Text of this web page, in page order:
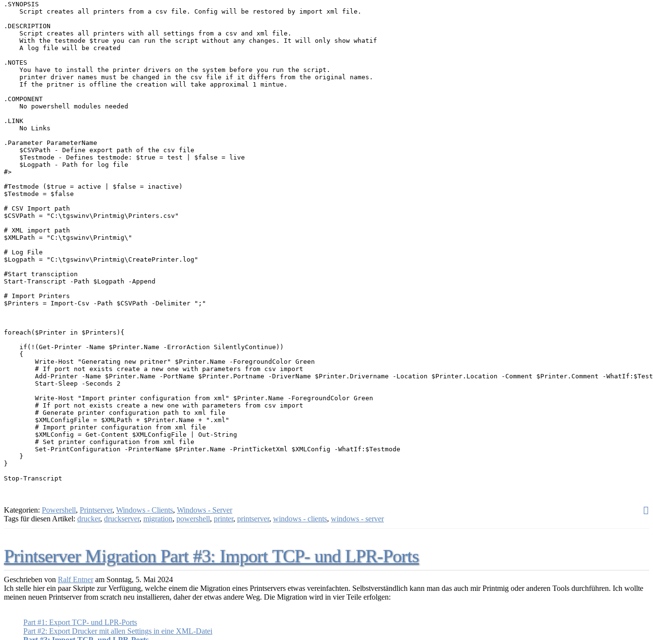
.SYNOPSIS
    Script creates all printers from a csv file. Config will be restored by import xml file.
.DESCRIPTION
    Script creates all printers with all settings from a csv and xml file.
    With the testmode $true you can run the script without any changes. It will only show whatif
    A log file will be created
.NOTES
    You have to install the printer drivers on the system before you run the script.
    printer driver names must be changed in the csv file if it differs from the original names.
    If the pritner is offline the creation will take approximal 1 mintue.
.COMPONENT
    No powershell modules needed
.LINK
    No Links
.Parameter ParameterName
    $CSVPath - Define export path of the csv file
    $Testmode - Defines testmode: $true = test | $false = live
    $Logpath - Path for log file
#>
#Testmode ($true = active | $false = inactive)
$Testmode = $false
# CSV Import path
$CSVPath = "C:\tgswinv\Printmig\Printers.csv"
# XML import path
$XMLPath = "C:\tgswinv\Printmig\"
# Log File
$Logpath = "C:\tgswinv\Printmig\CreatePrinter.log"
#Start transciption
Start-Transcript -Path $Logpath -Append
# Import Printers
$Printers = Import-Csv -Path $CSVPath -Delimiter ";"
foreach($Printer in $Printers){
    if(!(Get-Printer -Name $Printer.Name -ErrorAction SilentlyContinue))
    {
        Write-Host "Generating new pritner" $Printer.Name -ForegroundColor Green
        # If port not exists create a new one with parameters from csv import
Add-Printer -Name $Printer.Name -PortName $Printer.Portname -DriverName $Printer.Drivername -Location $Printer.Location -Comment $Printer.Comment -
        Start-Sleep -Seconds 2
        Write-Host "Import printer configuration from xml" $Printer.Name -ForegroundColor Green
        # If port not exists create a new one with parameters from csv import
        # Generate printer configuration path to xml file
        $XMLConfigFile = $XMLPath + $Printer.Name + ".xml"
        # Import printer configuration from xml file
        $XMLConfig = Get-Content $XMLConfigFile | Out-String
        # Set printer configuration from xml file
        Set-PrintConfiguration -PrinterName $Printer.Name -PrintTicketXml $XMLConfig -WhatIf:$Testmode
    }
}
Kategorien: Powershell, Printserver, Windows - Clients, Windows - Server
Tags für diesen Artikel: drucker, druckserver, migration, powershell, printer, printserver, windows - clients, windows - server
Printserver Migration Part #3: Import TCP- und LPR-Ports
Geschrieben von Ralf Entneram Sonntag, 5. Mai 2024
Ich stelle hier ein paar Skripte zur Verfügung, welche einem die Migration eines Printservers etwas vereinfachten. Selbstverständlich kann man das auch mir Printmig oder anderen Tools durchführen. Ich wollte
meinen neuen Printserver from scratch neu installieren, daher der etwas andere Weg. Die Migration wird in vier Teile erfolgen:
Part #1: Export TCP- und LPR-Ports
Part #2: Export Drucker mit allen Settings in eine XML-Datei